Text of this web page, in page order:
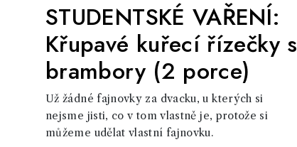
STUDENTSKÉ VAŘENÍ:
Křupavé kuřecí řízečky s
brambory (2 porce)
Už žádné fajnovky za dvacku, u kterých si
nejsme jisti, co v tom vlastně je, protože si
můžeme udělat vlastní fajnovku.